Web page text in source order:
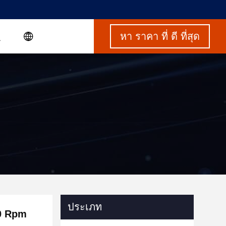
หา ราคา ที่ ดี ที่สุด
Rpm
ประเภท